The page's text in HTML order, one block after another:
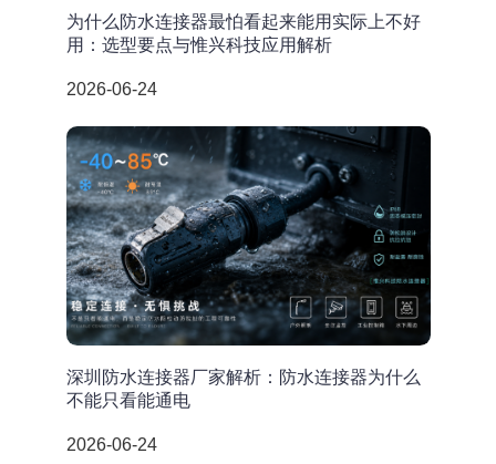
为什么防水连接器最怕看起来能用实际上不好
用：选型要点与惟兴科技应用解析
2026-06-24
深圳防水连接器厂家解析：防水连接器为什么
不能只看能通电
2026-06-24